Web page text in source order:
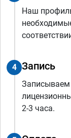
Наш
4 Запись
2-3 часа.